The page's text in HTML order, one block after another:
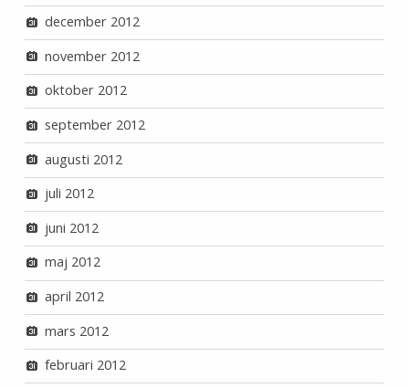
december 2012
november 2012
oktober 2012
september 2012
augusti 2012
juli 2012
juni 2012
maj 2012
april 2012
mars 2012
februari 2012